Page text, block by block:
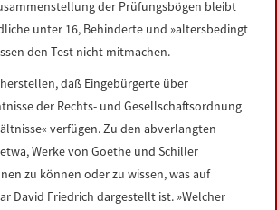
der Prüfungsbögen bleibt
unter 16, Behinderte und »altersbedingt
den Test nicht mitmachen.
daß Eingebürgerte über
der Rechts- und Gesellschaftsordnung
verfügen. Zu den abverlangten
Werke von Goethe und Schiller
zu können oder zu wissen, was auf
David Friedrich dargestellt ist. »Welcher